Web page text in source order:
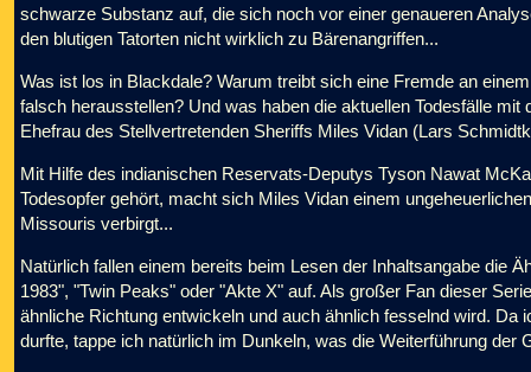
schwarze Substanz auf, die sich noch vor einer genaueren
den blutigen Tatorten nicht wirklich zu Bärenangriffen...
Was ist los in Blackdale? Warum treibt sich eine Fremde an
falsch herausstellen? Und was haben die aktuellen Todesfälle
Ehefrau des Stellvertretenden Sheriffs Miles Vidan (Lars
Mit Hilfe des indianischen Reservats-Deputys Tyson Nawat
Todesopfer gehört, macht sich Miles Vidan einem
Missouris verbirgt...
Natürlich fallen einem bereits beim Lesen der Inhaltsangabe die
1983", "Twin Peaks" oder "Akte X" auf. Als großer Fan dieser
ähnliche Richtung entwickeln und auch ähnlich fesselnd wird. Da
durfte, tappe ich natürlich im Dunkeln, was die Weiterführung der